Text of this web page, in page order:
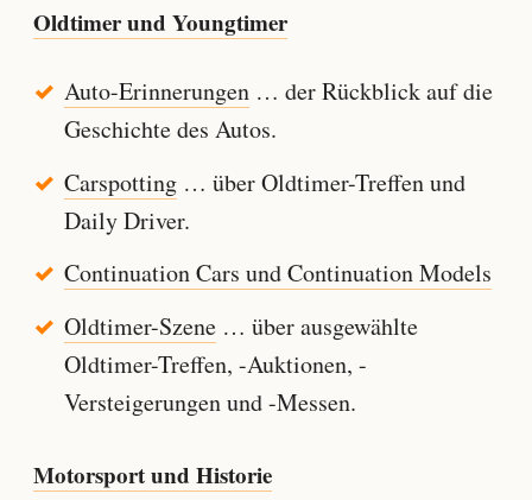
Oldtimer und Youngtimer
Auto-Erinnerungen… der Rückblick auf die
Geschichte des Autos.
Carspotting… über Oldtimer-Treffen und
Daily Driver.
Continuation Cars und Continuation Models
Oldtimer-Szene… über ausgewählte
Oldtimer-Treffen, -Auktionen, -
Versteigerungen und -Messen.
Motorsport und Historie